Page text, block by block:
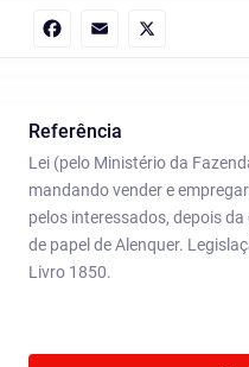
Referência
Lei (pelo Ministério da
mandando vender e
pelos interessados, depois
de papel de Alenquer.
Livro 1850.